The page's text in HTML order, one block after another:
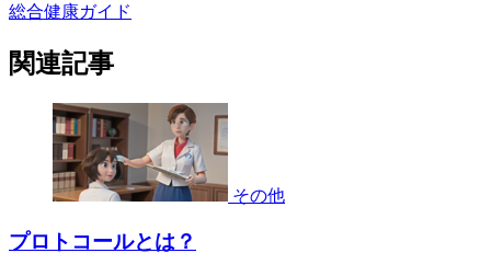
総合健康ガイド
関連記事
その他
プロトコールとは？